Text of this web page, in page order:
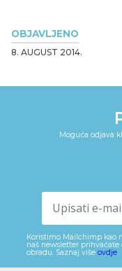
OBJAVLJENO
8. AUGUST 2014.
Moguća odjava
Koristimo Mailchimp kao
naš newsletter
obradu. Saznaj više ovdje.